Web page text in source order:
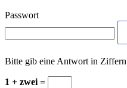
Passwort
Bitte gib eine Antwort in
1 + zwei =